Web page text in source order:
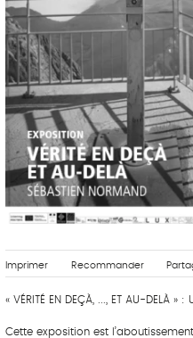
Imprimer Recommander
« VÉRITÉ EN DEÇÀ, ..., ET AU-DELÀ » :
Cette exposition est